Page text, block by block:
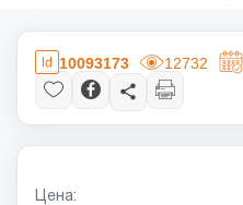
10093173 12732
Цена: